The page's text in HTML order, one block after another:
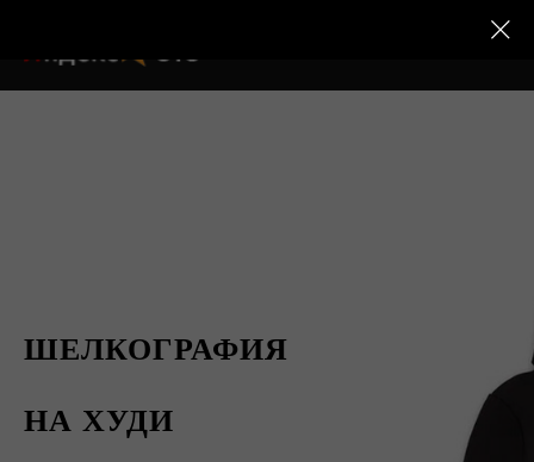
ШЕЛКОГРАФИЯ
НА ХУДИ